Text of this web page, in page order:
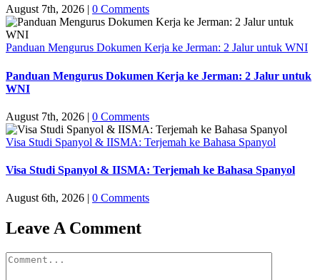
August 7th, 2026 | 0 Comments
Panduan Mengurus Dokumen Kerja ke Jerman: 2 Jalur untuk WNI
Panduan Mengurus Dokumen Kerja ke Jerman: 2 Jalur untuk
WNI
August 7th, 2026 | 0 Comments
Visa Studi Spanyol & IISMA: Terjemah ke Bahasa Spanyol
Visa Studi Spanyol & IISMA: Terjemah ke Bahasa Spanyol
August 6th, 2026 | 0 Comments
Leave A Comment
Comment